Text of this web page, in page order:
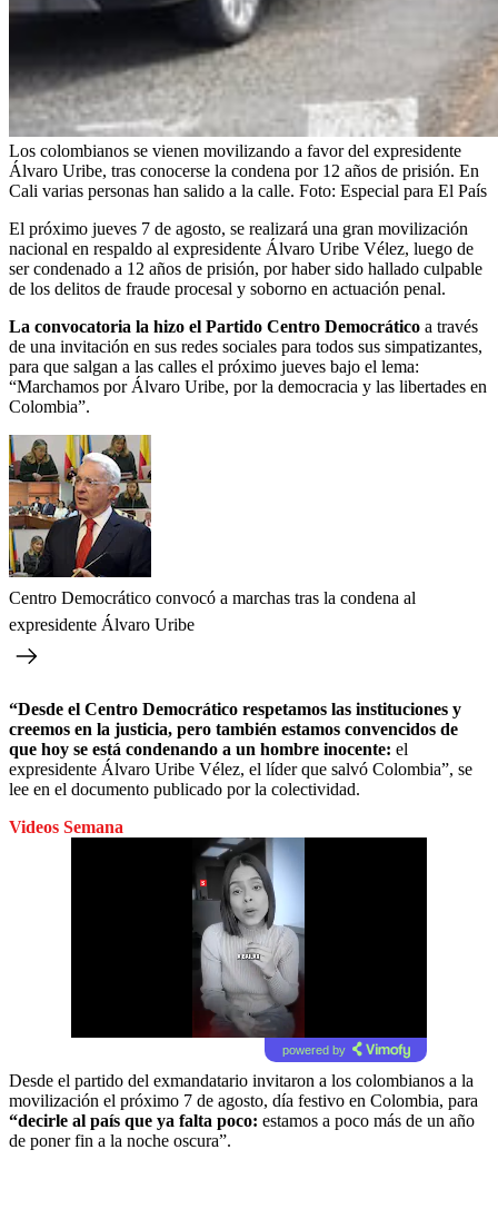
Los colombianos se vienen movilizando a favor del expresidente
Álvaro Uribe, tras conocerse la condena por 12 años de prisión. En
Cali varias personas han salido a la calle. Foto: Especial para El País
El próximo jueves 7 de agosto, se realizará una gran movilización
nacional en respaldo al expresidente Álvaro Uribe Vélez, luego de
ser condenado a 12 años de prisión, por haber sido hallado culpable
de los delitos de fraude procesal y soborno en actuación penal.
La convocatoria la hizo el Partido Centro Democrático a través
de una invitación en sus redes sociales para todos sus simpatizantes,
para que salgan a las calles el próximo jueves bajo el lema:
“Marchamos por Álvaro Uribe, por la democracia y las libertades en
Colombia”.
Centro Democrático convocó a marchas tras la condena al
expresidente Álvaro Uribe
“Desde el Centro Democrático respetamos las instituciones y
creemos en la justicia, pero también estamos convencidos de
que hoy se está condenando a un hombre inocente: el
expresidente Álvaro Uribe Vélez, el líder que salvó Colombia”, se
lee en el documento publicado por la colectividad.
Videos Semana
powered by
Desde el partido del exmandatario invitaron a los colombianos a la
movilización el próximo 7 de agosto, día festivo en Colombia, para
“decirle al país que ya falta poco: estamos a poco más de un año
de poner fin a la noche oscura”.